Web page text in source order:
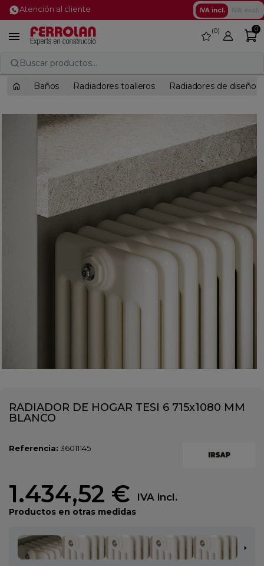
Atención al cliente IVA incl.
 favorite
0 0
Buscar productos...
Baños Radiadores toalleros Radiadores de diseño
RADIADOR DE HOGAR TESI 6 715x1080 MM
BLANCO
Referencia: 36011145
1.434,52 € IVA incl.
Productos en otras medidas